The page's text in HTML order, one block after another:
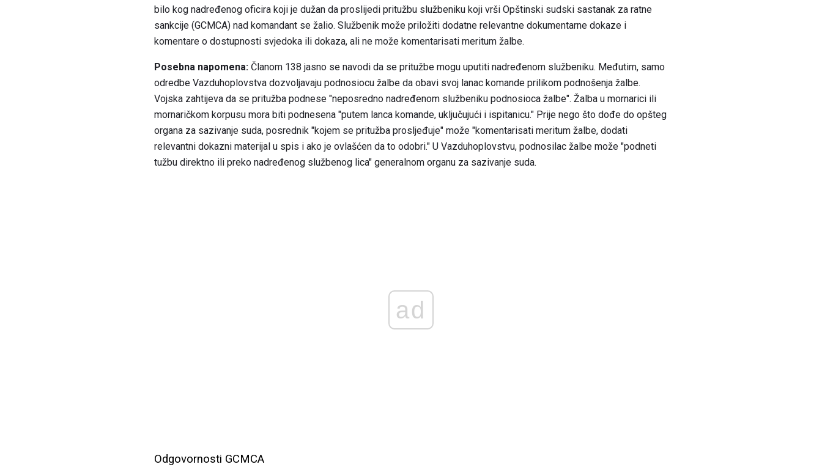
bilo kog nadređenog oficira koji je dužan da proslijedi pritužbu službeniku koji vrši Opštinski sudski sastanak za ratne
sankcije (GCMCA) nad komandant se žalio. Službenik može priložiti dodatne relevantne dokumentarne dokaze i
komentare o dostupnosti svjedoka ili dokaza, ali ne može komentarisati meritum žalbe.
Posebna napomena: Članom 138 jasno se navodi da se pritužbe mogu uputiti nadređenom službeniku. Međutim, samo
odredbe Vazduhoplovstva dozvoljavaju podnosiocu žalbe da obavi svoj lanac komande prilikom podnošenja žalbe.
Vojska zahtijeva da se pritužba podnese "neposredno nadređenom službeniku podnosioca žalbe". Žalba u mornarici ili
mornaričkom korpusu mora biti podnesena "putem lanca komande, uključujući i ispitanicu." Prije nego što dođe do opšteg
organa za sazivanje suda, posrednik "kojem se pritužba prosljeđuje" može "komentarisati meritum žalbe, dodati
relevantni dokazni materijal u spis i ako je ovlašćen da to odobri." U Vazduhoplovstvu, podnosilac žalbe može "podneti
tužbu direktno ili preko nadređenog službenog lica" generalnom organu za sazivanje suda.
ad
Odgovornosti GCMCA